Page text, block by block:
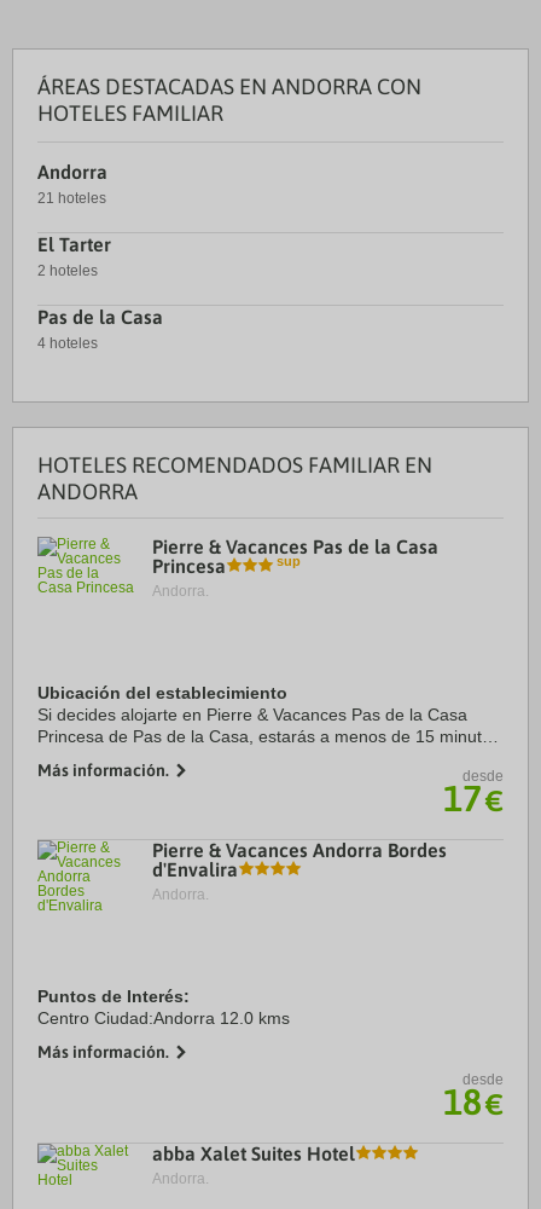
ÁREAS DESTACADAS EN ANDORRA CON
HOTELES FAMILIAR
Andorra
21 hoteles
El Tarter
2 hoteles
Pas de la Casa
4 hoteles
HOTELES RECOMENDADOS FAMILIAR EN
ANDORRA
Pierre & Vacances Pas de la Casa
Princesa
Andorra.
Ubicación del establecimiento
Si decides alojarte en Pierre & Vacances Pas de la Casa
Princesa de Pas de la Casa, estarás a menos de 15 minutos
de Pas de la Casa. Además, este ...
Más información. desde
17€
Pierre & Vacances Andorra Bordes
d'Envalira
Andorra.
Puntos de Interés:
Centro Ciudad:Andorra 12.0 kms
Más información.
desde
18€
abba Xalet Suites Hotel
Andorra.